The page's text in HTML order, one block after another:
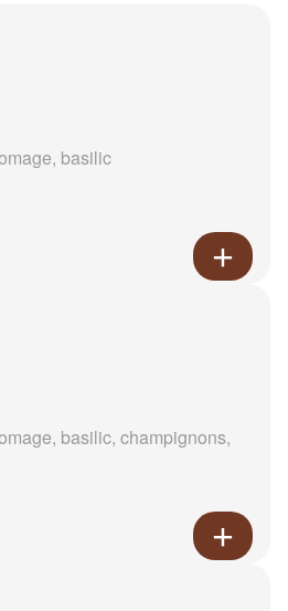
basilic
basilic, champignons,